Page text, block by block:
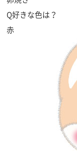
Q好きな色は？
赤